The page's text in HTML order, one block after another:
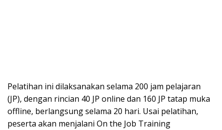
Pelatihan ini dilaksanakan selama 200 jam pelajaran
(JP), dengan rincian 40 JP online dan 160 JP tatap muka
offline, berlangsung selama 20 hari. Usai pelatihan,
peserta akan menjalani On the Job Training